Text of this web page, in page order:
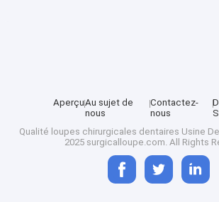
AperçuAu sujet de
nous
Contactez-
nous
Qualité loupes chirurgicales dentaires Usine
2025 surgicalloupe.com. All Rights